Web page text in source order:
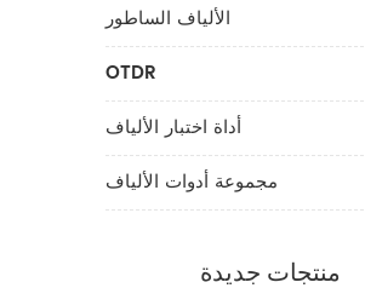
الألياف الساطور
OTDR
أداة اختبار الألياف
مجموعة أدوات الألياف
منتجات جديدة